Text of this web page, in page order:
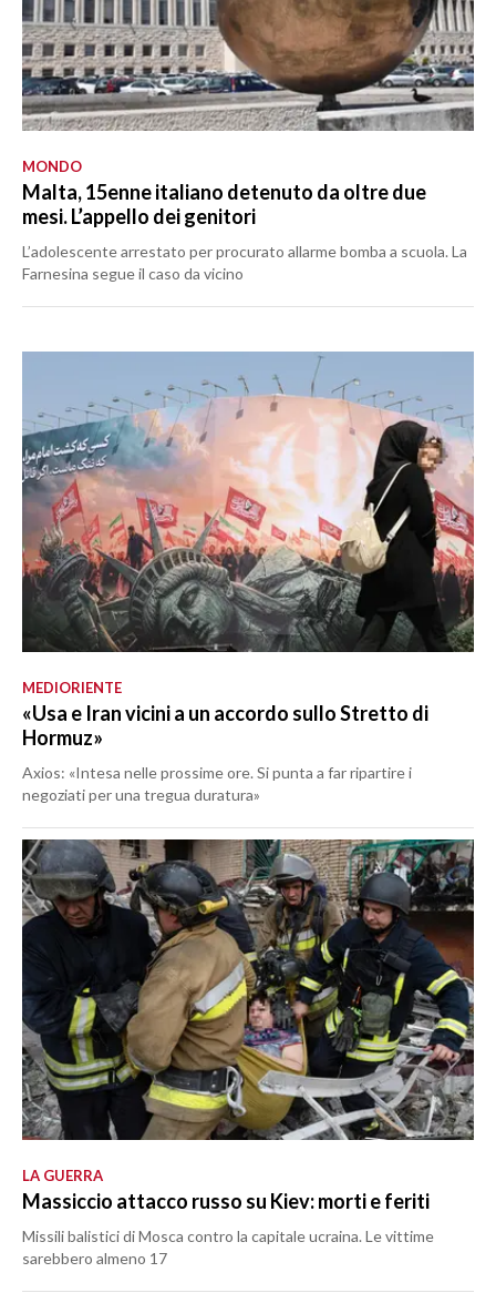
MONDO
Malta, 15enne italiano detenuto da oltre due
mesi. L’appello dei genitori
L’adolescente arrestato per procurato allarme bomba a scuola. La
Farnesina segue il caso da vicino
MEDIORIENTE
«Usa e Iran vicini a un accordo sullo Stretto di
Hormuz»
Axios: «Intesa nelle prossime ore. Si punta a far ripartire i
negoziati per una tregua duratura»
LA GUERRA
Massiccio attacco russo su Kiev: morti e feriti
Missili balistici di Mosca contro la capitale ucraina. Le vittime
sarebbero almeno 17